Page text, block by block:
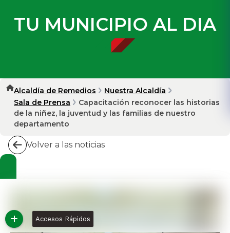
TU MUNICIPIO AL DIA
Alcaldía de Remedios
Nuestra Alcaldía
Sala de Prensa
Capacitación reconocer las historias
de la niñez, la juventud y las familias de nuestro
departamento
Volver a las noticias
Accesos Rápidos